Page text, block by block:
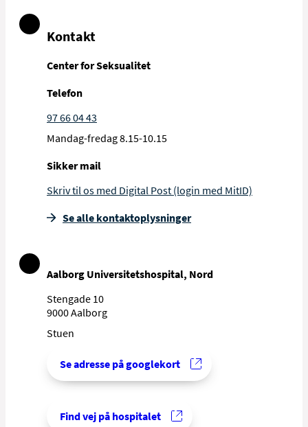
Kontakt
Center for Seksualitet
Telefon
97 66 04 43
Mandag-fredag 8.15-10.15
Sikker mail
Skriv til os med Digital Post (login med MitID)
Se alle kontakt­oplysninger
Aalborg Universitetshospital, Nord
Stengade 10
9000 Aalborg
Stuen
Se adresse på googlekort
Find vej på hospitalet